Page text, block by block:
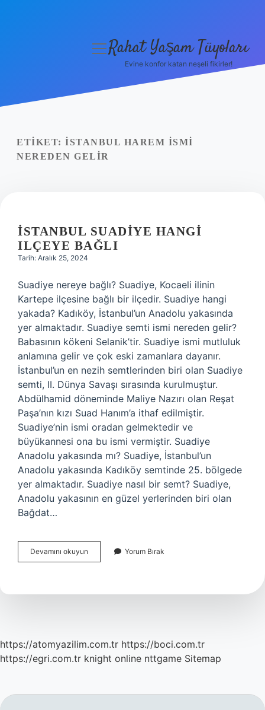
Yasal Uyarı
menüyü
Rahat Yaşam Tüyoları
Evine konfor katan neşeli fikirler!
ETIKET: İSTANBUL HAREM ISMI
NEREDEN GELIR
İSTANBUL SUADIYE HANGI
ILÇEYE BAĞLI
Tarih: Aralık 25, 2024
Suadiye nereye bağlı? Suadiye, Kocaeli ilinin
Kartepe ilçesine bağlı bir ilçedir. Suadiye hangi
yakada? Kadıköy, İstanbul’un Anadolu yakasında
yer almaktadır. Suadiye semti ismi nereden gelir?
Babasının kökeni Selanik’tir. Suadiye ismi mutluluk
anlamına gelir ve çok eski zamanlara dayanır.
İstanbul’un en nezih semtlerinden biri olan Suadiye
semti, II. Dünya Savaşı sırasında kurulmuştur.
Abdülhamid döneminde Maliye Nazırı olan Reşat
Paşa’nın kızı Suad Hanım’a ithaf edilmiştir.
Suadiye’nin ismi oradan gelmektedir ve
büyükannesi ona bu ismi vermiştir. Suadiye
Anadolu yakasında mı? Suadiye, İstanbul’un
Anadolu yakasında Kadıköy semtinde 25. bölgede
yer almaktadır. Suadiye nasıl bir semt? Suadiye,
Anadolu yakasının en güzel yerlerinden biri olan
Bağdat…
Devamını okuyun İStanbul
Suadiye
Bağlı
Yorum Bırak
https://atomyazilim.com.tr https://boci.com.tr
https://egri.com.tr knight online nttgame Sitemap